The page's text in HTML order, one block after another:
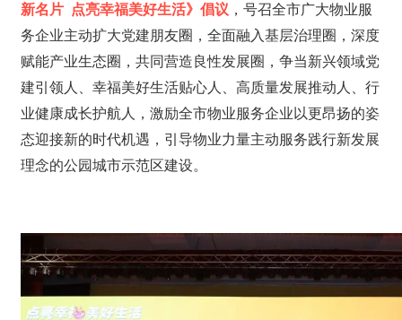
新名片 点亮幸福美好生活》倡议 ，号召全市广大物业服
务企业主动扩大党建朋友圈，全面融入基层治理圈，深度
赋能产业生态圈，共同营造良性发展圈，争当新兴领域党
建引领人、幸福美好生活贴心人、高质量发展推动人、行
业健康成长护航人，激励全市物业服务企业以更昂扬的姿
态迎接新的时代机遇，引导物业力量主动服务践行新发展
理念的公园城市示范区建设。